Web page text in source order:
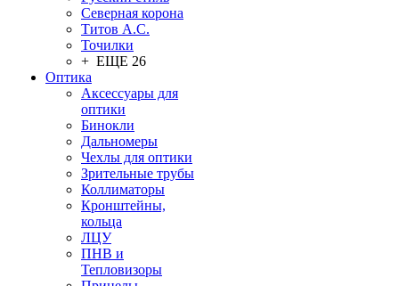
Северная корона
Титов А.С.
Точилки
+ ЕЩЕ 26
Оптика
Аксессуары для
оптики
Бинокли
Дальномеры
Чехлы для оптики
Зрительные трубы
Коллиматоры
Кронштейны,
кольца
ЛЦУ
ПНВ и
Тепловизоры